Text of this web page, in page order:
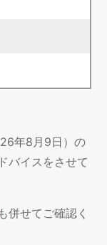
年8月9日）の
バイスをさせて
も併せてご確認く